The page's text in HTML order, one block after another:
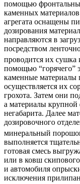
помощью
каменных
агрегата оснащены
дозирования
направляются в
посредством
проводится их сушка
помощью “горячего”
каменные материалы
осуществляется их
грохота. Затем они
а материалы крупной
негабарита. Далее
дозировочного
минеральный
выполняется
готовая смесь
или в ковш
и автомобиля
исключения